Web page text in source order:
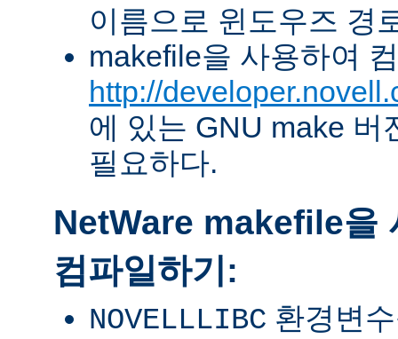
이름으로 윈도우즈 경
makefile을 사용하여
http://
에 있는 GNU make 버
필요하다.
NetWare makefile을
컴파일하기:
NOVELLLIBC 환경변